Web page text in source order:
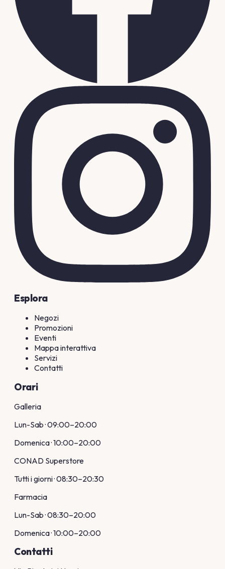
Esplora
Negozi
Promozioni
Eventi
Mappa interattiva
Servizi
Contatti
Orari
Galleria
Lun-Sab · 09:00–20:00
Domenica · 10:00–20:00
CONAD Superstore
Tutti i giorni · 08:30–20:30
Farmacia
Lun-Sab · 08:30–20:00
Domenica · 10:00–20:00
Contatti